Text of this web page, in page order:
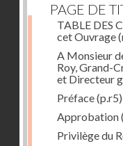
PAGE DE
TABLE DES
cet Ouvrage
A Monsieur
Roy, Grand-
et Directeur
Préface(p.r5)
Approbation
Privilège du